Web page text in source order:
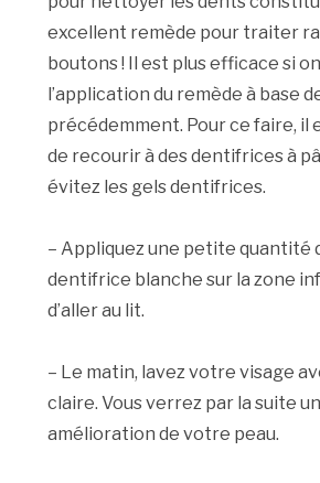
excellent remède pour traiter
boutons ! Il est plus efficace si
l’application du remède à base
précédemment. Pour ce faire, il
de recourir à des dentifrices à
évitez les gels dentifrices.
– Appliquez une petite quantité
dentifrice blanche sur la zone
d’aller au lit.
– Le matin, lavez votre visage
claire. Vous verrez par la suite
amélioration de votre peau.